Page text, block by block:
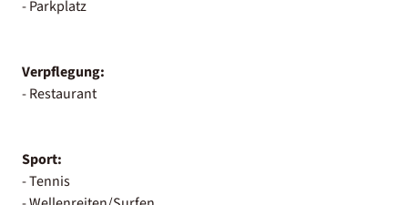
- Parkplatz
Verpflegung:
- Restaurant
Sport:
- Tennis